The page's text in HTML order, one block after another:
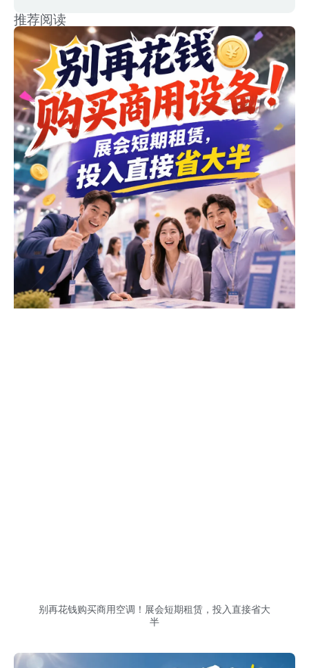
推荐阅读
别再花钱购买商用空调！展会短期租赁，投入直接省大
半